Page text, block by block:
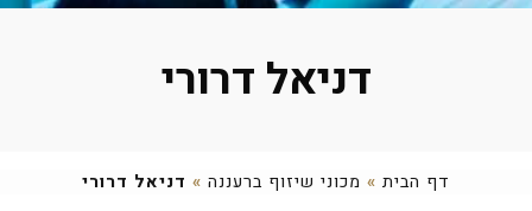
דניאל דרורי
דף הבית » מכוני שיזוף ברעננה » דניאל דרורי